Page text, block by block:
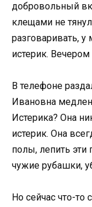
добровольный
клещами не
разговаривать,
истерик.
В телефоне
Ивановна
Истерика? Она
истерик. Она
полы, лепить эти
чужие рубашки,
Но сейчас что-